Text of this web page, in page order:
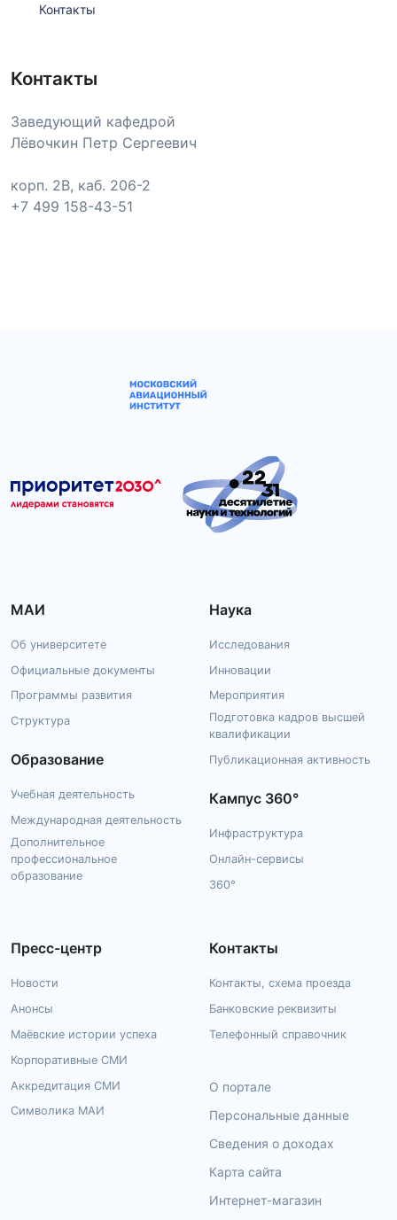
Контакты
Контакты
Заведующий кафедрой
Лёвочкин Петр Сергеевич
корп. 2В, каб. 206-2
+7 499 158-43-51
МАИ
Об университете
Официальные документы
Программы развития
Структура
Образование
Учебная деятельность
Международная деятельность
Дополнительное
профессиональное
образование
Наука
Исследования
Инновации
Мероприятия
Подготовка кадров высшей
квалификации
Публикационная активность
Кампус 360°
Инфраструктура
Онлайн-сервисы
360°
Пресс-центр
Новости
Анонсы
Маёвские истории успеха
Корпоративные СМИ
Аккредитация СМИ
Символика МАИ
Контакты
Контакты, схема проезда
Банковские реквизиты
Телефонный справочник
О портале
Персональные данные
Сведения о доходах
Карта сайта
Интернет-магазин